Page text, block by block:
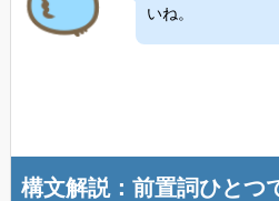
いね。
構文解説：前置詞ひとつ